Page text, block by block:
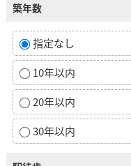
築年数
指定なし
10年以内
20年以内
30年以内